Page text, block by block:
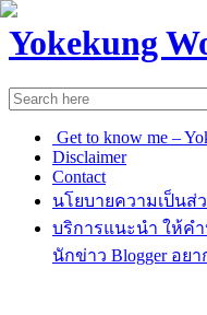
Yokekung
Get to know me –
Disclaimer
Contact
นโยบายความเป็นส่
บริการแนะนำ ให้ค
นักข่าว Blogger อย